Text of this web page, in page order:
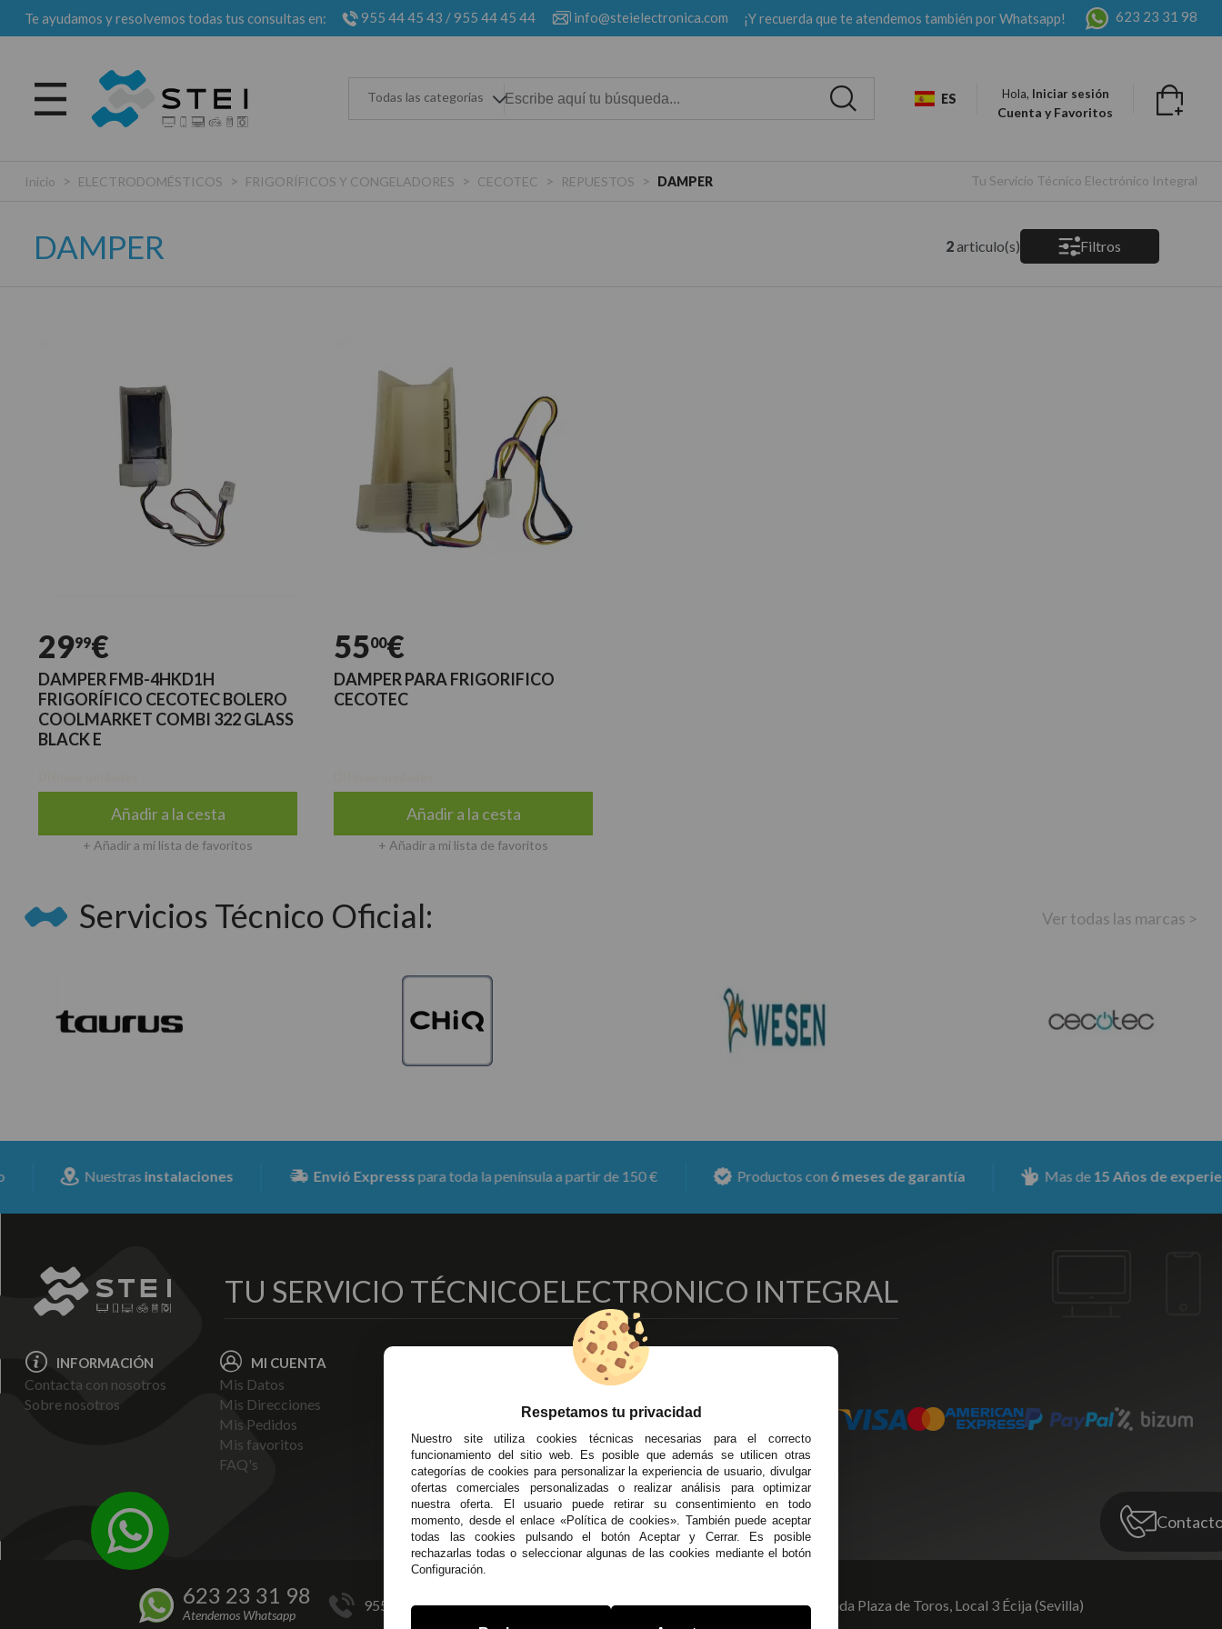
Te ayudamos y resolvemos todas tus consultas en: 955 44 45 43 /955 44 45 44 info@steielectronica.com ¡Y recuerda que te atendemos también por Whatsapp! 623 23 31 98
Todas las categorias ES Hola, Iniciar sesión
Cuenta y Favoritos
Inicio > ELECTRODOMÉSTICOS > FRIGORÍFICOS Y CONGELADORES > CECOTEC > REPUESTOS > DAMPER Tu Servicio Técnico Electrónico Integral
DAMPER 2articulo(s) Filtros
2999€
DAMPER FMB-4HKD1H
FRIGORÍFICO CECOTEC BOLERO
COOLMARKET COMBI 322 GLASS
BLACK E
Añadir a la cesta
+ Añadir a mi lista de favoritos
5500€
DAMPER PARA FRIGORIFICO
CECOTEC
Añadir a la cesta
+ Añadir a mi lista de favoritos
Servicios Técnico Oficial: Ver todas las marcas >
Nuestrasinstalaciones Envió Expressspara toda la península a partir de 150 € Productos con6 meses de garantía Mas de 15 Años de experiencia
TU SERVICIO TÉCNICOELECTRONICO INTEGRAL
INFORMACIÓN
Contacta con nosotros
Sobre nosotros
MI CUENTA
Mis Datos
Mis Direcciones
Mis Pedidos
Mis favoritos
FAQ's
Entregas y Devoluciones
Pago Seguro
Terminos y
Condiciones Generales
Políticas de Cookies
DELEGACIONES
Écija - Sevilla
Av. Plaza de Toros. Local 3
Córdoba
C/ Ingeniero Iribarren, 14
Alzira - Valencia
C/ Esplugues, 135
623 23 31 98
Atendemos Whatsapp
955 44 45 43/955 44 45 44 info@steielectronica.com Avenida Plaza de Toros, Local 3 Écija (Sevilla)
Respetamos tu privacidad
Nuestro site utiliza cookies técnicas necesarias para el correcto
funcionamiento del sitio web. Es posible que además se utilicen otras
categorías de cookies para personalizar la experiencia de usuario, divulgar
ofertas comerciales personalizadas o realizar análisis para optimizar
nuestra oferta. El usuario puede retirar su consentimiento en todo
momento, desde el enlace «Política de cookies». También puede aceptar
todas las cookies pulsando el botón Aceptar y Cerrar. Es posible
rechazarlas todas o seleccionar algunas de las cookies mediante el botón
Configuración.